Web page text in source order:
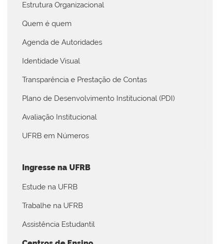
Estrutura Organizacional
Quem é quem
Agenda de Autoridades
Identidade Visual
Transparência e Prestação de Contas
Plano de Desenvolvimento Institucional (PDI)
Avaliação Institucional
UFRB em Números
Ingresse na UFRB
Estude na UFRB
Trabalhe na UFRB
Assistência Estudantil